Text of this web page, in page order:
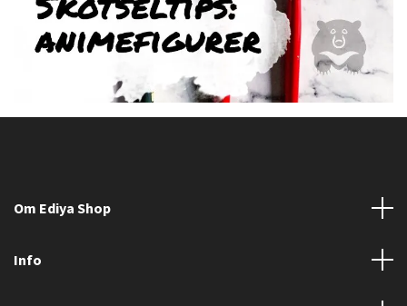
Om Ediya Shop
Info